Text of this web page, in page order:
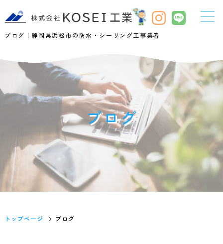
ブログ｜静岡県浜松市の防水・シーリング工事業者
ブログ
トップページ ブログ